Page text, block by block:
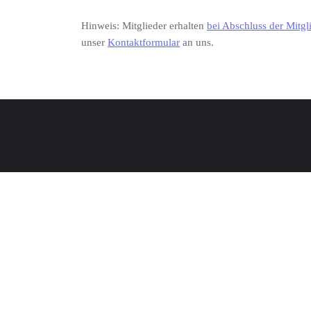
Hinweis: Mitglieder erhalten bei Abschluss der
unser Kontaktformular an uns.